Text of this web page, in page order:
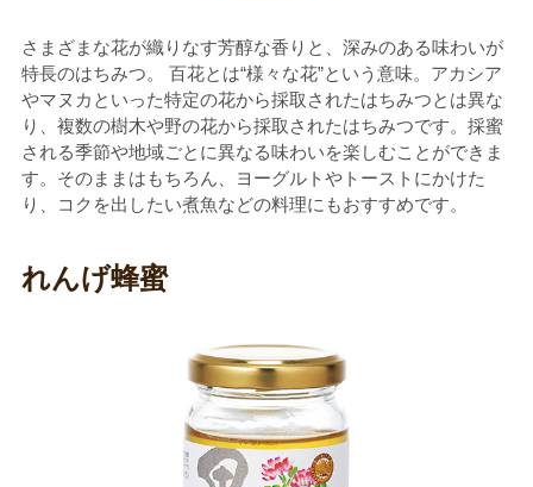
さまざまな花が織りなす芳醇な香りと、深みのある味わいが
特長のはちみつ。 百花とは“様々な花”という意味。アカシア
やマヌカといった特定の花から採取されたはちみつとは異な
り、複数の樹木や野の花から採取されたはちみつです。採蜜
される季節や地域ごとに異なる味わいを楽しむことができま
す。そのままはもちろん、ヨーグルトやトーストにかけた
り、コクを出したい煮魚などの料理にもおすすめです。
れんげ蜂蜜